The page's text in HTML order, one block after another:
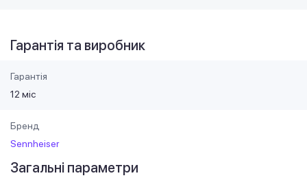
Гарантія та виробник
Гарантія
12 міс
Бренд
Sennheiser
Загальні параметри